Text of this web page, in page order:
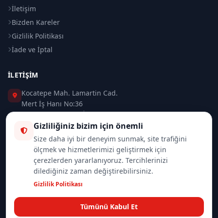
İletişim
Bizden Kareler
Gizlilik Politikası
İade ve İptal
İLETIŞIM
Kocatepe Mah. Lamartin Cad.
Mert İş Hanı No:36
Taksim / Beyoğlu / İSTANBUL
0 (212) 235 37 83
0 (532) 418 08 46
info@merttrade.com
Gizliliğiniz bizim için önemli
Size daha iyi bir deneyim sunmak, site trafiğini
ölçmek ve hizmetlerimizi geliştirmek için
çerezlerden yararlanıyoruz. Tercihlerinizi
dilediğiniz zaman değiştirebilirsiniz.
Gizlilik Politikası
Tümünü Kabul Et